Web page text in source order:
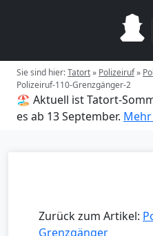
Sie sind hier:Tatort» Polizeiruf»
Polizeiruf-110-Grenzgänger-2
🏖️ Aktuell ist Tatort-
es ab 13 September.
Zurück zum Artikel:
Grenzgänger